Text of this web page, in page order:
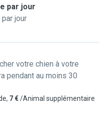
par jour
jour
votre chien à votre
pendant au moins 30
7 €/Animal supplémentaire